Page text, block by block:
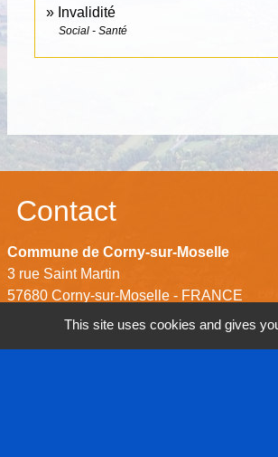
Invalidité
Social - Santé
Contact
Commune de Corny-sur-Moselle
3 rue Saint Martin
57680 Corny-sur-Moselle - FRANCE
+33 3 87 52 80 31This site uses cookies and gives